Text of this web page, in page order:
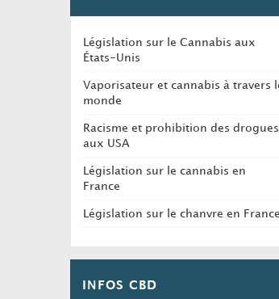
Législation sur le Cannabis aux
États-Unis
Vaporisateur et cannabis à travers
monde
Racisme et prohibition des drogues
aux USA
Législation sur le cannabis en
France
Législation sur le chanvre en France
INFOS CBD